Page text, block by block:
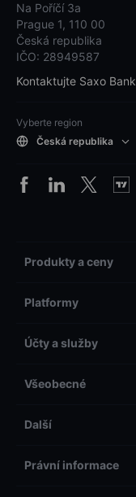
Na Poříčí 3a
Prague 1, 110 00
Česká republika
IČO: 28949587
Kontaktujte Saxo Bank
Vyberte region
Česká republika
Produkty a ceny
Platformy
Účty a služby
Všeobecné
Další
Právní informace